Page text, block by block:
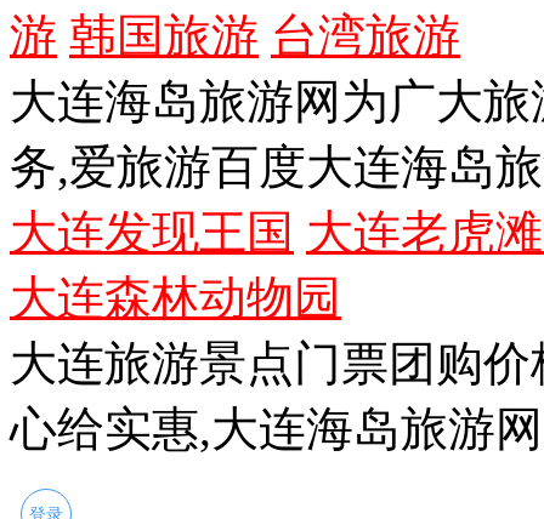
游 韩国旅游 台湾旅游
大连海岛旅游网为广大
务,爱旅游百度大连海岛
大连发现王国 大连老虎
大连森林动物园
大连旅游景点门票团购
心给实惠,大连海岛旅游
登录